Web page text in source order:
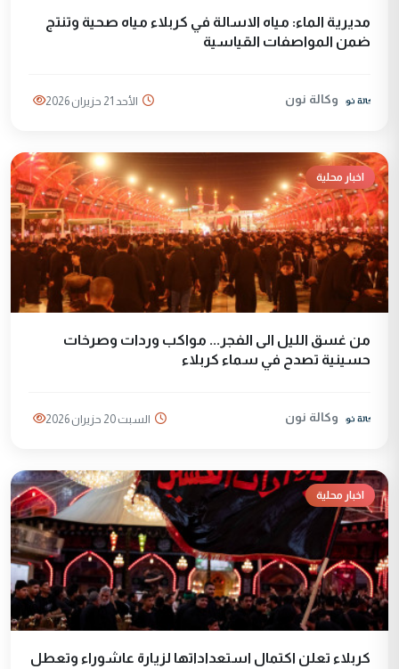
مديرية الماء: مياه الاسالة في كربلاء مياه صحية وتنتج
ضمن المواصفات القياسية
وكالة نون الأحد 21 حزيران 2026
اخبار محلية
من غسق الليل الى الفجر... مواكب وردات وصرخات
حسينية تصدح في سماء كربلاء
وكالة نون السبت 20 حزيران 2026
اخبار محلية
كربلاء تعلن اكتمال استعداداتها لزيارة عاشوراء وتعطل